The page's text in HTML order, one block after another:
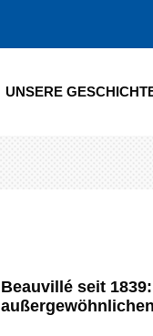
UNSERE
Beauvillé seit